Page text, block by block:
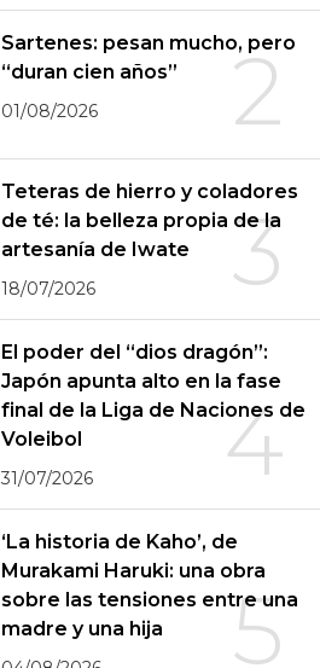
2
Sartenes: pesan mucho, pero
“duran cien años”
01/08/2026
3
Teteras de hierro y coladores
de té: la belleza propia de la
artesanía de Iwate
18/07/2026
4
El poder del “dios dragón”:
Japón apunta alto en la fase
final de la Liga de Naciones de
Voleibol
31/07/2026
5
‘La historia de Kaho’, de
Murakami Haruki: una obra
sobre las tensiones entre una
madre y una hija